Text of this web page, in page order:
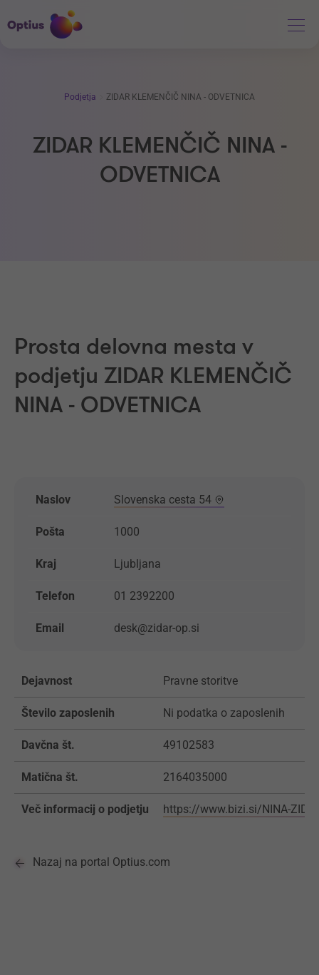
Podjetja ZIDAR KLEMENČIČ NINA - ODVETNICA
ZIDAR KLEMENČIČ NINA -
ODVETNICA
Prosta delovna mesta v
podjetju ZIDAR KLEMENČIČ
NINA - ODVETNICA
Naslov Slovenska cesta 54
Pošta 1000
Kraj Ljubljana
Telefon 01 2392200
Email desk@zidar-op.si
Dejavnost Pravne storitve
Število zaposlenih Ni podatka o zaposlenih
Davčna št. 49102583
Matična št. 2164035000
Več informacij o podjetju https://www.bizi.si/NINA-
Nazaj na portal Optius.com